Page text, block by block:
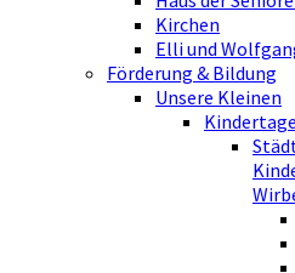
Kirchen
Elli und
Förderung & Bildung
Unsere Kleinen